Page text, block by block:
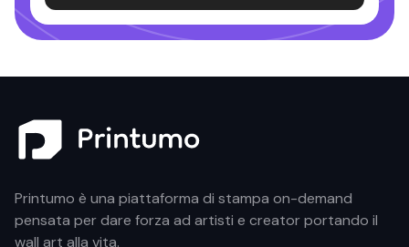
Printumo è una piattaforma di stampa on-demand
pensata per dare forza ad artisti e creator portando il
wall art alla vita.